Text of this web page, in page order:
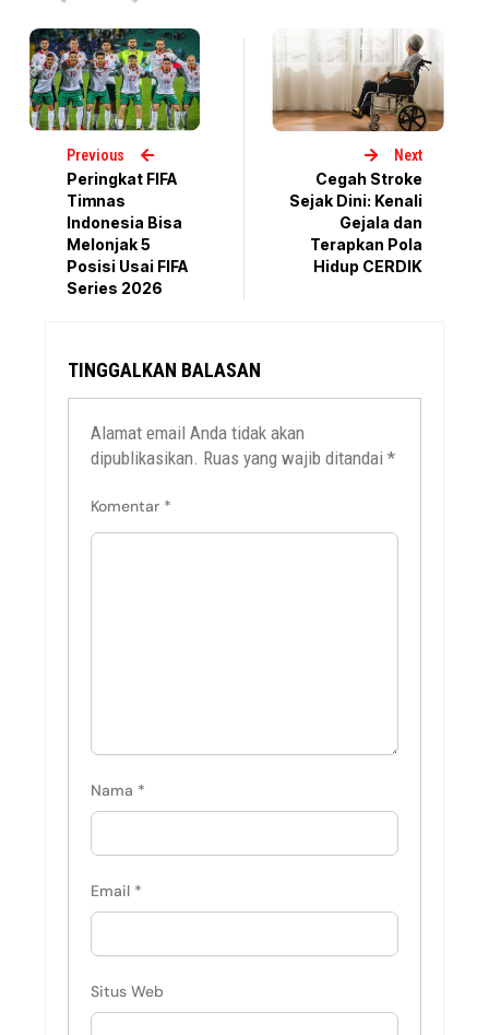
Previous
Peringkat FIFA
Timnas
Indonesia Bisa
Melonjak 5
Posisi Usai FIFA
Series 2026
Next
Cegah Stroke
Sejak Dini: Kenali
Gejala dan
Terapkan Pola
Hidup CERDIK
TINGGALKAN BALASAN
Alamat email Anda tidak akan
dipublikasikan. Ruas yang wajib ditandai*
Komentar *
Nama *
Email *
Situs Web